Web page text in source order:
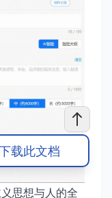
思想与人的全
载此文档